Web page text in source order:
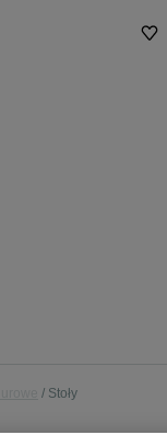
Stoły